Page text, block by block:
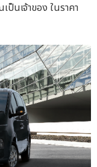
ป็นเจ้าของ ในราคา